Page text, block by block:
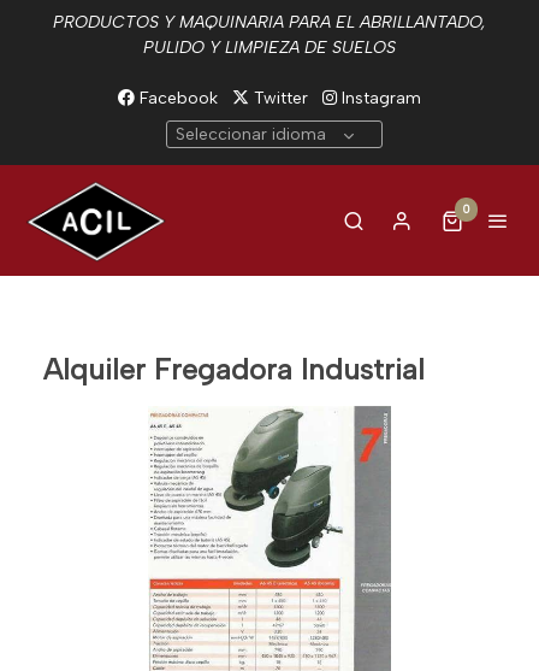
PRODUCTOS Y MAQUINARIA PARA EL ABRILLANTADO,
PULIDO Y LIMPIEZA DE SUELOS
Facebook Twitter
Instagram
Seleccionar idioma
0
Alquiler Fregadora Industrial